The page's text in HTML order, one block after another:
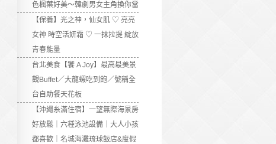
色楓葉好美～韓劇男女主角換你當
【保養】光之神，仙女肌 ♡ 亮亮
女神 時空活妍霜 ♡ 一抹拉提 綻放
青春能量
台北美食【饗 A Joy】最高最美景
觀Buffet／大龍蝦吃到飽／號稱全
台自助餐天花板
【沖繩糸滿住宿】一望無際海景房
好放鬆｜六種泳池設備｜大人小孩
都喜歡｜名城海灘琉球飯店&度假